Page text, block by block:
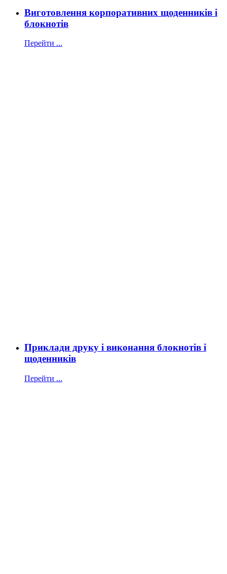
Виготовлення корпоративних щоденників і
блокнотів
Перейти ...
Приклади друку і виконання блокнотів і
щоденників
Перейти ...